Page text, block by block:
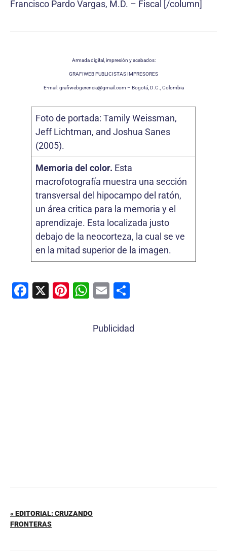
Francisco Pardo Vargas, M.D. – Fiscal [/column]
Armada digital, impresión y acabados:
GRAFIWEB PUBLICISTAS IMPRESORES
E-mail: grafiwebgerencia@gmail.com – Bogotá, D.C., Colombia
Foto de portada: Tamily Weissman,
Jeff Lichtman, and Joshua Sanes
(2005).
Memoria del color. Esta
macrofotografía muestra una sección
transversal del hipocampo del ratón,
un área critica para la memoria y el
aprendizaje. Esta localizada justo
debajo de la neocorteza, la cual se ve
en la mitad superior de la imagen.
F
X
Pi W
at
E
ai m
Publicidad
« EDITORIAL: CRUZANDO
FRONTERAS